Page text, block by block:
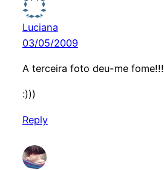
Luciana
03/05/2009
A terceira foto deu-me fome!!!
:)))
Reply